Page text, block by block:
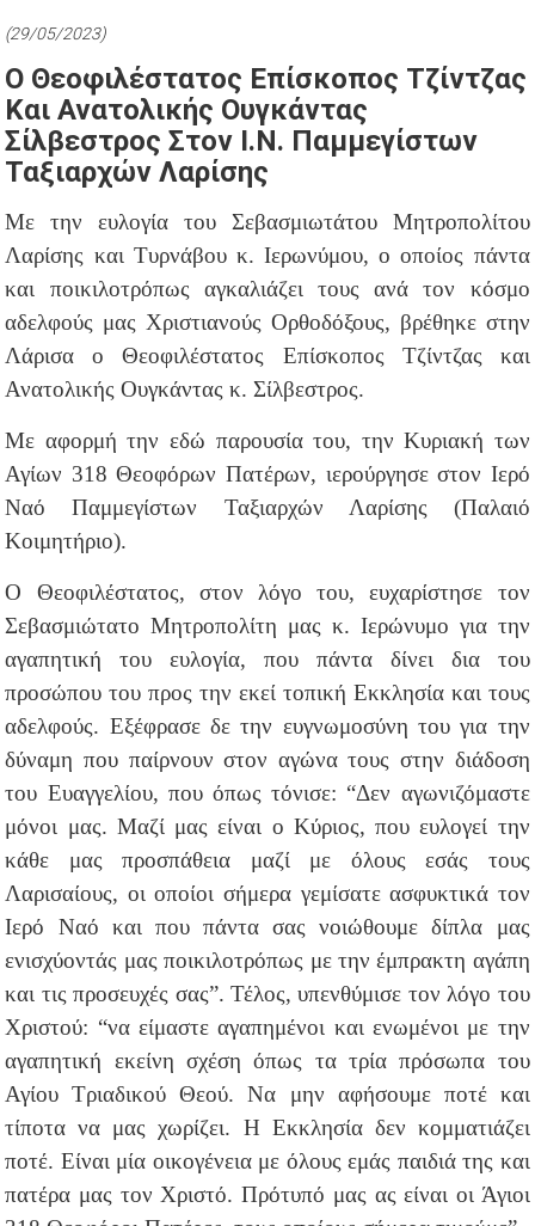
(29/05/2023)
Ο Θεοφιλέστατος Επίσκοπος Τζίντζας
Και Ανατολικής Ουγκάντας
Σίλβεστρος Στον Ι.Ν. Παμμεγίστων
Ταξιαρχών Λαρίσης
Με την ευλογία του Σεβασμιωτάτου Μητροπολίτου
Λαρίσης και Τυρνάβου κ. Ιερωνύμου, ο οποίος πάντα
και ποικιλοτρόπως αγκαλιάζει τους ανά τον κόσμο
αδελφούς μας Χριστιανούς Ορθοδόξους, βρέθηκε στην
Λάρισα ο Θεοφιλέστατος Επίσκοπος Τζίντζας και
Ανατολικής Ουγκάντας κ. Σίλβεστρος.
Με αφορμή την εδώ παρουσία του, την Κυριακή των
Αγίων 318 Θεοφόρων Πατέρων, ιερούργησε στον Ιερό
Ναό Παμμεγίστων Ταξιαρχών Λαρίσης (Παλαιό
Κοιμητήριο).
Ο Θεοφιλέστατος, στον λόγο του, ευχαρίστησε τον
Σεβασμιώτατο Μητροπολίτη μας κ. Ιερώνυμο για την
αγαπητική του ευλογία, που πάντα δίνει δια του
προσώπου του προς την εκεί τοπική Εκκλησία και τους
αδελφούς. Εξέφρασε δε την ευγνωμοσύνη του για την
δύναμη που παίρνουν στον αγώνα τους στην διάδοση
του Ευαγγελίου, που όπως τόνισε: “Δεν αγωνιζόμαστε
μόνοι μας. Μαζί μας είναι ο Κύριος, που ευλογεί την
κάθε μας προσπάθεια μαζί με όλους εσάς τους
Λαρισαίους, οι οποίοι σήμερα γεμίσατε ασφυκτικά τον
Ιερό Ναό και που πάντα σας νοιώθουμε δίπλα μας
ενισχύοντάς μας ποικιλοτρόπως με την έμπρακτη αγάπη
και τις προσευχές σας”. Τέλος, υπενθύμισε τον λόγο του
Χριστού: “να είμαστε αγαπημένοι και ενωμένοι με την
αγαπητική εκείνη σχέση όπως τα τρία πρόσωπα του
Αγίου Τριαδικού Θεού. Να μην αφήσουμε ποτέ και
τίποτα να μας χωρίζει. Η Εκκλησία δεν κομματιάζει
ποτέ. Είναι μία οικογένεια με όλους εμάς παιδιά της και
πατέρα μας τον Χριστό. Πρότυπό μας ας είναι οι Άγιοι